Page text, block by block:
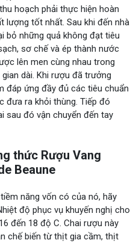
hoạch phải thực hiện hoàn
lượng tốt nhất. Sau khi đến nhà
bỏ những quả không đạt tiêu
sơ chế và ép thành nước
lên men cùng nhau trong
dài. Khi rượu đã trưởng
đáp ứng đầy đủ các tiêu chuẩn
đưa ra khỏi thùng. Tiếp đó
sau đó vận chuyển đến tay
thức Rượu Vang
Beaune
năng vốn có của nó, hãy
độ phục vụ khuyến nghị cho
đến 18 độ C. Chai rượu này
chế biến từ thịt gia cầm, thịt